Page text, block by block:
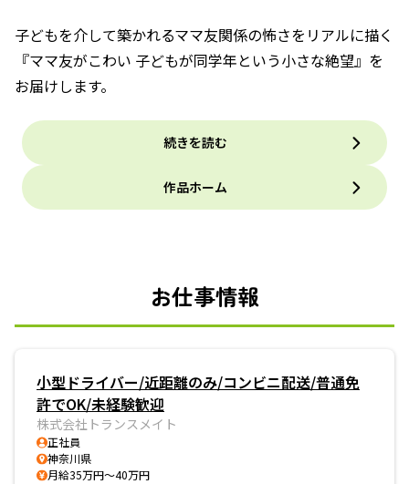
子どもを介して築かれるママ友関係の怖さをリアルに描く
『ママ友がこわい 子どもが同学年という小さな絶望』を
お届けします。
続きを読む
作品ホーム
お仕事情報
小型ドライバー/近距離のみ/コンビニ配送/普通免
許でOK/未経験歓迎
株式会社トランスメイト
正社員
神奈川県
月給35万円～40万円